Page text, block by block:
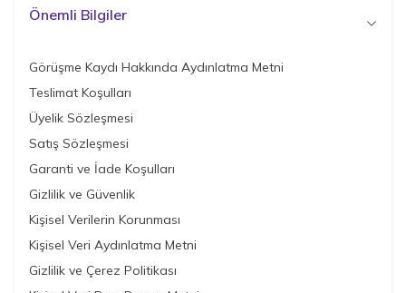
Önemli Bilgiler
Görüşme Kaydı Hakkında Aydınlatma Metni
Teslimat Koşulları
Üyelik Sözleşmesi
Satış Sözleşmesi
Garanti ve İade Koşulları
Gizlilik ve Güvenlik
Kişisel Verilerin Korunması
Kişisel Veri Aydınlatma Metni
Gizlilik ve Çerez Politikası